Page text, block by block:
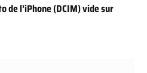
de l’iPhone (DCIM) vide sur